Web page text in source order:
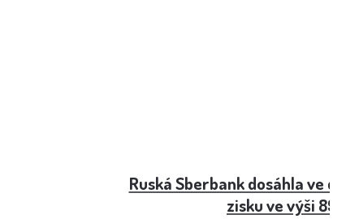
Ruská Sberbank dosáhla ve
zisku ve výši 89,5